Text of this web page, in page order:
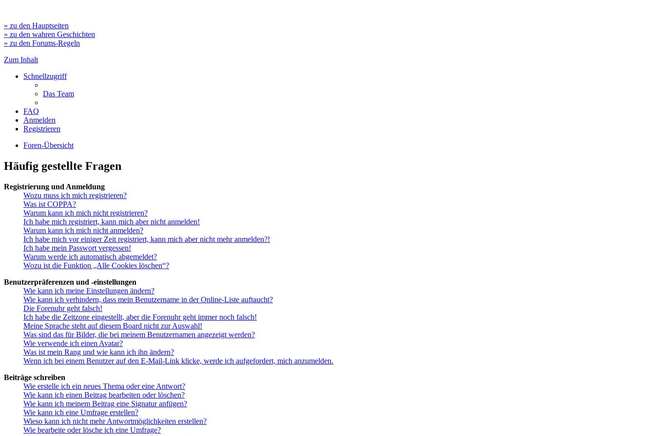
» zu den Hauptseiten
» zu den wahren Geschichten
» zu den Forums-Regeln
Zum Inhalt
Schnellzugriff
Das Team
FAQ
Anmelden
Registrieren
Foren-Übersicht
Häufig gestellte Fragen
Registrierung und Anmeldung
Wozu muss ich mich registrieren?
Was ist COPPA?
Warum kann ich mich nicht registrieren?
Ich habe mich registriert, kann mich aber nicht anmelden!
Warum kann ich mich nicht anmelden?
Ich habe mich vor einiger Zeit registriert, kann mich aber nicht mehr anmelden?!
Ich habe mein Passwort vergessen!
Warum werde ich automatisch abgemeldet?
Wozu ist die Funktion „Alle Cookies löschen“?
Benutzerpräferenzen und -einstellungen
Wie kann ich meine Einstellungen ändern?
Wie kann ich verhindern, dass mein Benutzername in der Online-Liste auftaucht?
Die Forenuhr geht falsch!
Ich habe die Zeitzone eingestellt, aber die Forenuhr geht immer noch falsch!
Meine Sprache steht auf diesem Board nicht zur Auswahl!
Was sind das für Bilder, die bei meinem Benutzernamen angezeigt werden?
Wie verwende ich einen Avatar?
Was ist mein Rang und wie kann ich ihn ändern?
Wenn ich bei einem Benutzer auf den E-Mail-Link klicke, werde ich aufgefordert, mich anzumelden.
Beiträge schreiben
Wie erstelle ich ein neues Thema oder eine Antwort?
Wie kann ich einen Beitrag bearbeiten oder löschen?
Wie kann ich meinem Beitrag eine Signatur anfügen?
Wie kann ich eine Umfrage erstellen?
Wieso kann ich nicht mehr Antwortmöglichkeiten erstellen?
Wie bearbeite oder lösche ich eine Umfrage?